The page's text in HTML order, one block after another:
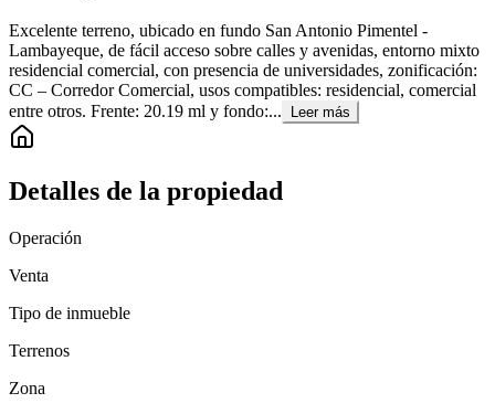
Excelente terreno, ubicado en fundo San Antonio Pimentel -
Lambayeque, de fácil acceso sobre calles y avenidas, entorno mixto
residencial comercial, con presencia de universidades, zonificación:
CC – Corredor Comercial, usos compatibles: residencial, comercial
entre otros. Frente: 20.19 ml y fondo:...
Leer más
Detalles de la propiedad
Operación
Venta
Tipo de inmueble
Terrenos
Zona